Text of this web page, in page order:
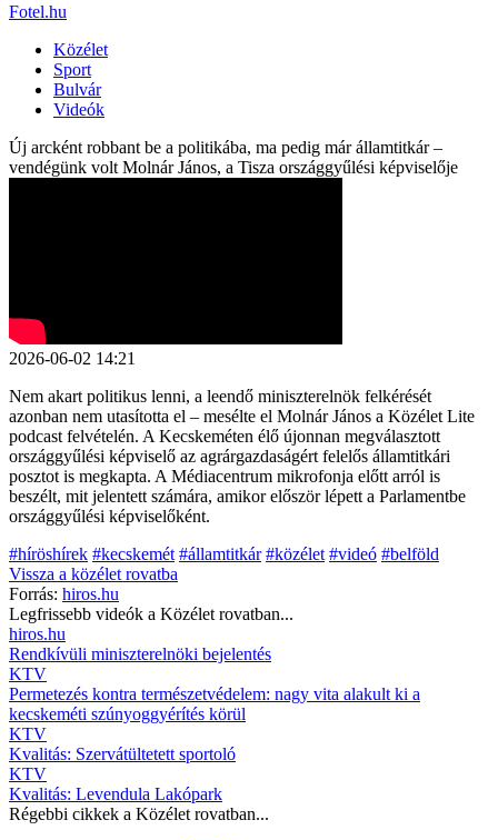
Fotel.hu
Közélet
Sport
Bulvár
Videók
Új arcként robbant be a politikába, ma pedig már államtitkár –
vendégünk volt Molnár János, a Tisza országgyűlési képviselője
2026-06-02 14:21
Nem akart politikus lenni, a leendő miniszterelnök felkérését
azonban nem utasította el – mesélte el Molnár János a Közélet Lite
podcast felvételén. A Kecskeméten élő újonnan megválasztott
országgyűlési képviselő az agrárgazdaságért felelős államtitkári
posztot is megkapta. A Médiacentrum mikrofonja előtt arról is
beszélt, mit jelentett számára, amikor először lépett a Parlamentbe
országgyűlési képviselőként.
#híröshírek #kecskemét #államtitkár #közélet #videó #belföld
Vissza a közélet rovatba
Forrás: hiros.hu
Legfrissebb videók a Közélet rovatban...
hiros.hu
Rendkívüli miniszterelnöki bejelentés
KTV
Permetezés kontra természetvédelem: nagy vita alakult ki a
kecskeméti szúnyoggyérítés körül
KTV
Kvalitás: Szervátültetett sportoló
KTV
Kvalitás: Levendula Lakópark
Régebbi cikkek a Közélet rovatban...